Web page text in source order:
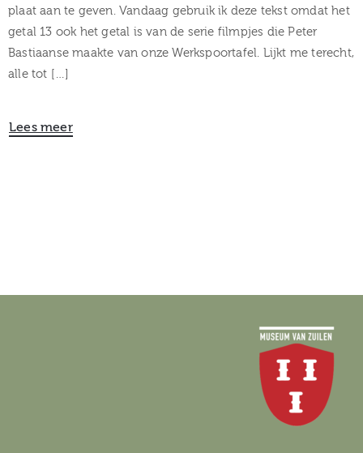
Verhalen
over
Zuilen
plaat aan te geven. Vandaag gebruik ik deze tekst omdat het
getal 13 ook het getal is van de serie filmpjes die Peter
Bastiaanse maakte van onze Werkspoortafel. Lijkt me terecht,
alle tot […]
Lees meer